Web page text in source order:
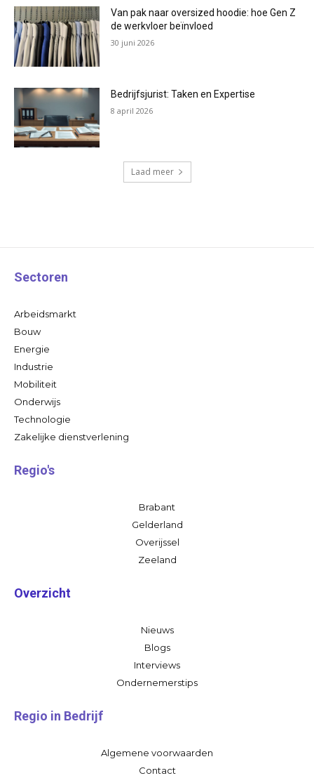
Van pak naar oversized hoodie: hoe Gen Z
de werkvloer beïnvloed
30 juni 2026
Bedrijfsjurist: Taken en Expertise
8 april 2026
Laad meer
Sectoren
Arbeidsmarkt
Bouw
Energie
Industrie
Mobiliteit
Onderwijs
Technologie
Zakelijke dienstverlening
Regio's
Brabant
Gelderland
Overijssel
Zeeland
Overzicht
Nieuws
Blogs
Interviews
Ondernemerstips
Regio in Bedrijf
Algemene voorwaarden
Contact